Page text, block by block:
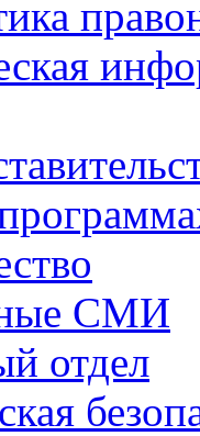
СМИ
отдел